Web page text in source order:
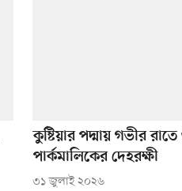
কুষ্টিয়ার পদ্মায় গভীর
পার্কমালিকের দেহরক্ষী
৩১ জুলাই ২০২৬